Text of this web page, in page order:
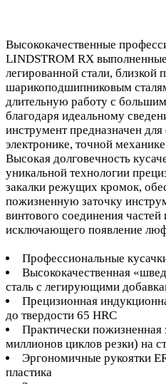
Высококачественные
LINDSTROM RX выполненные
легированной стали, близкой
шарикоподшипниковым
длительную работу с
благодаря идеальному
инструмент предназначен
электронике, точной
Высокая долговечность
уникальной технологии
закалки режущих кромок,
пожизненную заточку
винтового соединения частей
исключающего появление
Профессиональные
Высококачественная
сталь с легирующими
Прецизионная
до твердости 65 HRC
Практически пожизненная
миллионов циклов резки) на
Эргономичные рукоятки
пластика